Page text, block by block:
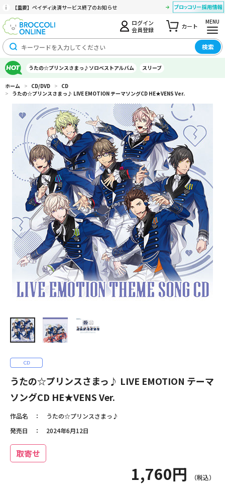
【重要】ペイディ決済サービス終了のお知らせ
ログイン
会員登録
カート
MENU
検索
うたの☆プリンスさまっ♪ソロベストアルバム スリーブ
ホーム > CD/DVD > CD
> うたの☆プリンスさまっ♪ LIVE EMOTION テーマソングCD HE★VENS Ver.
うたの☆プリンスさまっ♪ LIVE EMOTION テーマ
ソングCD HE★VENS Ver.
作品名
うたの☆プリンスさまっ♪
発売日
2024年6月12日
取寄せ
1,760円